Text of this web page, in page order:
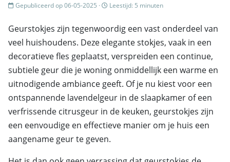
Gepubliceerd op 06-05-2025 · Leestijd: 5 minuten
Geurstokjes zijn tegenwoordig een vast onderdeel van
veel huishoudens. Deze elegante stokjes, vaak in een
decoratieve fles geplaatst, verspreiden een continue,
subtiele geur die je woning onmiddellijk een warme en
uitnodigende ambiance geeft. Of je nu kiest voor een
ontspannende lavendelgeur in de slaapkamer of een
verfrissende citrusgeur in de keuken, geurstokjes zijn
een eenvoudige en effectieve manier om je huis een
aangename geur te geven.